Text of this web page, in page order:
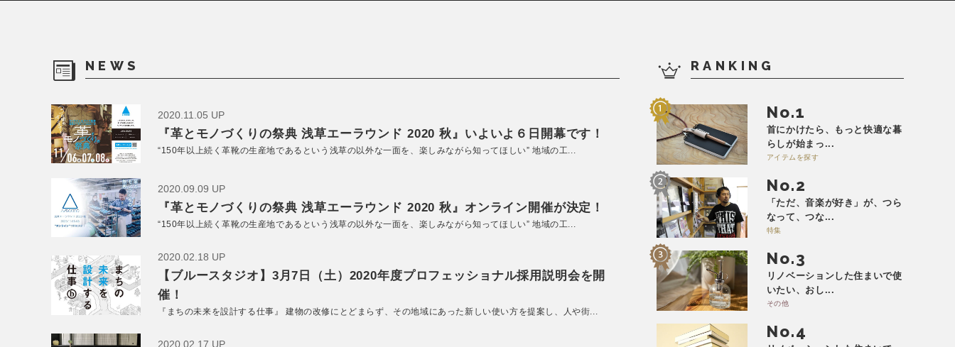
NEWS
2020.11.05 UP
『革とモノづくりの祭典 浅草エーラウンド 2020 秋』いよいよ６日開幕です！
“150年以上続く革靴の生産地であるという浅草の以外な一面を、楽しみながら知ってほしい” 地域の工...
2020.09.09 UP
『革とモノづくりの祭典 浅草エーラウンド 2020 秋』オンライン開催が決定！
“150年以上続く革靴の生産地であるという浅草の以外な一面を、楽しみながら知ってほしい” 地域の工...
2020.02.18 UP
【ブルースタジオ】3月7日（土）2020年度プロフェッショナル採用説明会を開
催！
『まちの未来を設計する仕事』 建物の改修にとどまらず、その地域にあった新しい使い方を提案し、人や街...
2020.02.17 UP
RANKING
No.
首にかけたら、もっと快適な暮
らしが始まっ...
アイテムを探す
No.
「ただ、音楽が好き」が、つら
なって、つな...
特集
No.
リノベーションした住まいで使
いたい、おし...
その他
No.